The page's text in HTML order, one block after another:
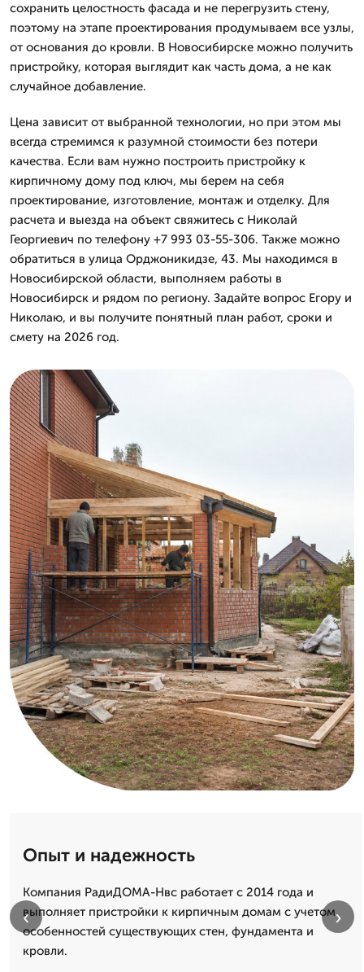
сохранить целостность фасада и не перегрузить стену,
поэтому на этапе проектирования продумываем все узлы,
от основания до кровли. В Новосибирске можно получить
пристройку, которая выглядит как часть дома, а не как
случайное добавление.
Цена зависит от выбранной технологии, но при этом мы
всегда стремимся к разумной стоимости без потери
качества. Если вам нужно построить пристройку к
кирпичному дому под ключ, мы берем на себя
проектирование, изготовление, монтаж и отделку. Для
расчета и выезда на объект свяжитесь с Николай
Георгиевич по телефону +7 993 03-55-306. Также можно
обратиться в улица Орджоникидзе, 43. Мы находимся в
Новосибирской области, выполняем работы в
Новосибирск и рядом по региону. Задайте вопрос Егору и
Николаю, и вы получите понятный план работ, сроки и
смету на 2026 год.
Опыт и надежность
Компания РадиДОМА-Нвс работает с 2014 года и
выполняет пристройки к кирпичным домам с учетом
особенностей существующих стен, фундамента и
кровли.
‹ ›